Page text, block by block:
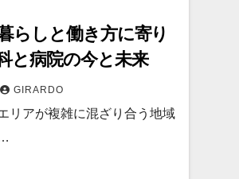
らしと働き方に寄り
と病院の今と未来
GIRARDO
リアが複雑に混ざり合う地域